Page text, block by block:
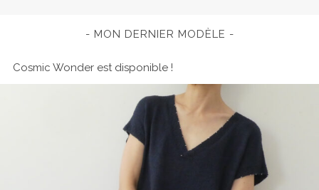
MON DERNIER MODÈLE
Cosmic Wonder est disponible !